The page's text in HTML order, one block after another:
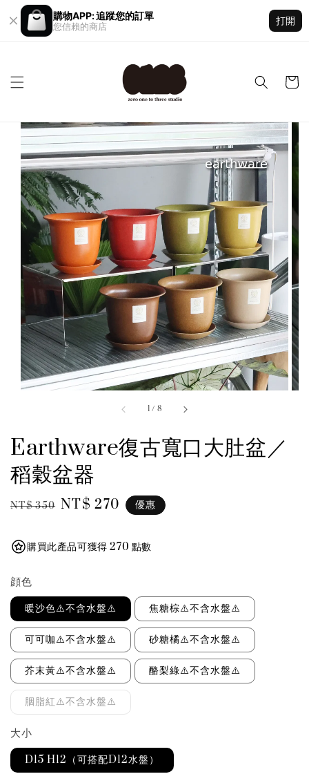
購物APP: 追蹤您的訂單
您信賴的商店
打開
1 / 8
Earthware復古寬口大肚盆／
稻穀盆器
Regular
NT$ 350 Sale
NT$ 270 優惠
購買此產品可獲得 270 點數
顔色
暖沙色⚠️不含水盤⚠️ 焦糖棕⚠️不含水盤⚠️
可可咖⚠️不含水盤⚠️ 砂糖橘⚠️不含水盤⚠️
芥末黃⚠️不含水盤⚠️ 酪梨綠⚠️不含水盤⚠️
胭脂紅⚠️不含水盤⚠️
大小
D15 H12（可搭配D12水盤）